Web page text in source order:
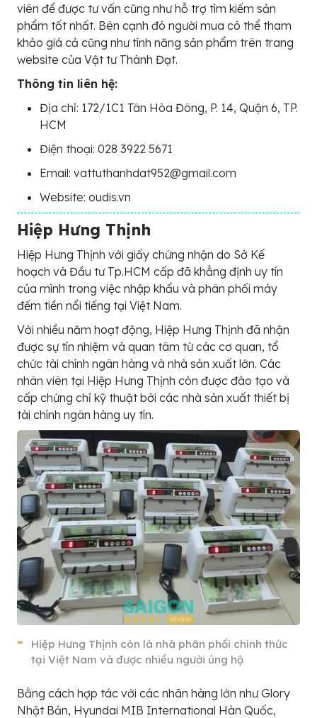
viên để được tư vấn cũng như hỗ trợ tìm kiếm sản
phẩm tốt nhất. Bên cạnh đó người mua có thể tham
khảo giá cả cũng như tính năng sản phẩm trên trang
website của Vật tư Thành Đạt.
Thông tin liên hệ:
Địa chỉ: 172/1C1 Tân Hòa Đông, P. 14, Quận 6, TP.
HCM
Điện thoại: 028 3922 5671
Email: vattuthanhdat952@gmail.com
Website: oudis.vn
Hiệp Hưng Thịnh
Hiệp Hưng Thịnh với giấy chứng nhận do Sở Kế
hoạch và Đầu tư Tp.HCM cấp đã khẳng định uy tín
của mình trong việc nhập khẩu và phân phối máy
đếm tiền nổi tiếng tại Việt Nam.
Với nhiều năm hoạt động, Hiệp Hưng Thịnh đã nhận
được sự tín nhiệm và quan tâm từ các cơ quan, tổ
chức tài chính ngân hàng và nhà sản xuất lớn. Các
nhân viên tại Hiệp Hưng Thịnh còn được đào tạo và
cấp chứng chỉ kỹ thuật bởi các nhà sản xuất thiết bị
tài chính ngân hàng uy tín.
Hiệp Hưng Thịnh còn là nhà phân phối chính thức
tại Việt Nam và được nhiều người ủng hộ
Bằng cách hợp tác với các nhãn hàng lớn như Glory
Nhật Bản, Hyundai MIB International Hàn Quốc,